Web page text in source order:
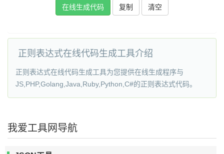
复制
正则表达式在线代码生成工具介绍
正则表达式在线代码生成工具为您提供在线生成程序与
JS,PHP,Golang,Java,Ruby,Python,C#的正则表达式代码。
我爱工具网导航